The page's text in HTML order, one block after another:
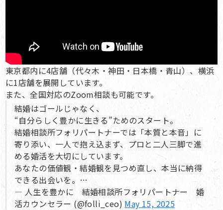
東京都内に4店舗（代々木・神田・日本橋・青山）、横浜
に1店舗を展開しています。
また、全国対応のZoom相談も可能です。
結婚はゴールじゃなく、
“自分らしく豊かに生きる”ためのスタート。
結婚相談所フォリパートナーでは「本質と本音」に
寄り添い、一人で抱え込まず、プロと二人三脚で進
める婚活を大切にしています。
あなたの価値観・結婚観を見つめ直し、本当に納得
できる出会いを。…
— 人生を豊かに 結婚相談所フォリパートナー 婚
活カウンセラー (@folli_ceo) May 15, 2025